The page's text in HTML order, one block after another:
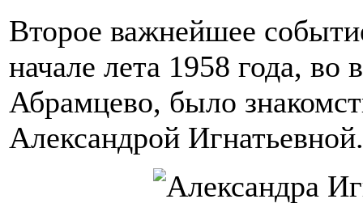
Второе важнейшее
начале лета 1958 года,
Абрамцево, было
Александрой Игнатьевной.